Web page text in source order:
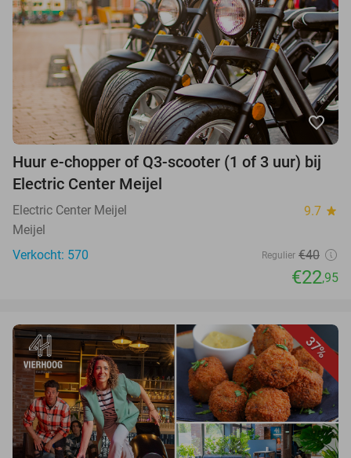
favorite_border
Huur e-chopper of Q3-scooter (1 of 3 uur) bij
Electric Center Meijel
Electric Center Meijel 9.7 star
Meijel
Verkocht: 570
Regulier €40
€22,95
37%